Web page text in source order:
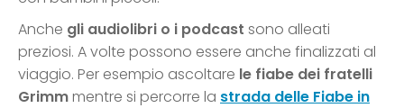
Anche gli audiolibri o i podcast sono alleati
preziosi. A volte possono essere anche finalizzati al
viaggio. Per esempio ascoltare le fiabe dei fratelli
Grimmmentre si percorre la strada delle Fiabe in